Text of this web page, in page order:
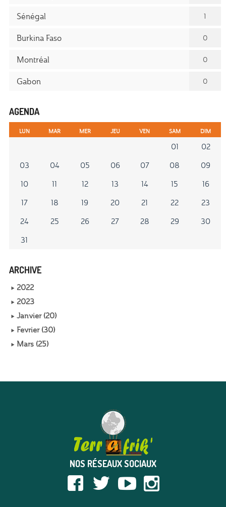
Sénégal 1
Burkina Faso 0
Montréal 0
Gabon 0
AGENDA
LUN MAR MER JEU VEN SAM DIM
01
02
03
04 05 06 07 08
09
10
11 12 13 14 15
16
17
18 19 20 21 22
23
24
25 26 27 28 29
30
31
ARCHIVE
2022
2023
Janvier (20)
Fevrier (30)
Mars (25)
NOS RÉSEAUX SOCIAUX